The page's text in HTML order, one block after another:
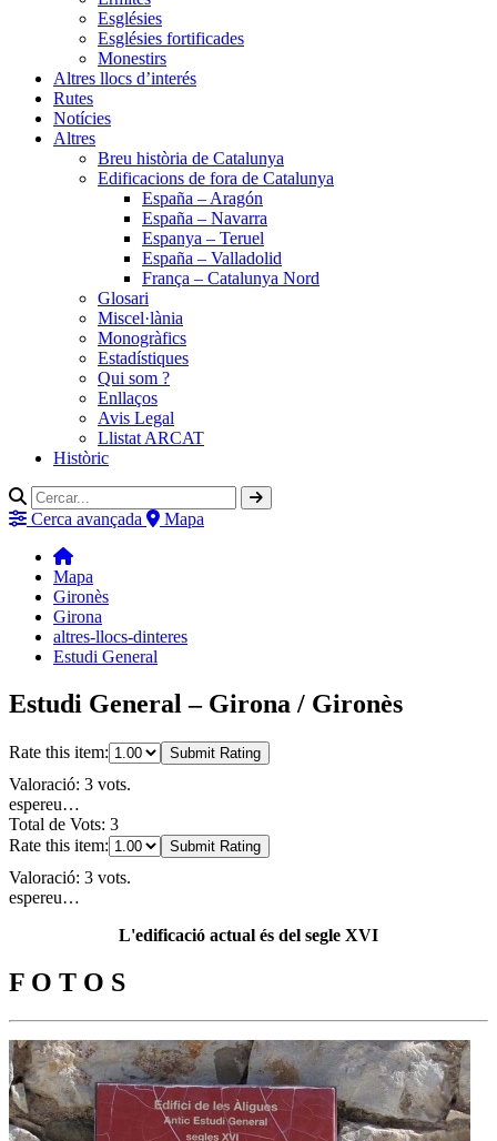
Esglésies
Esglésies fortificades
Monestirs
Altres llocs d’interés
Rutes
Notícies
Altres
Breu història de Catalunya
Edificacions de fora de Catalunya
España – Aragón
España – Navarra
Espanya – Teruel
España – Valladolid
França – Catalunya Nord
Glosari
Miscel·lània
Monogràfics
Estadístiques
Qui som ?
Enllaços
Avis Legal
Llistat ARCAT
Històric
Cerca avançada Mapa
Mapa
Gironès
Girona
altres-llocs-dinteres
Estudi General
Estudi General – Girona / Gironès
Rate this item: Submit Rating
Valoració: 3 vots.
espereu…
Total de Vots: 3
Rate this item:
Submit Rating
Valoració: 3 vots.
espereu…
L'edificació actual és del segle XVI
F O T O S